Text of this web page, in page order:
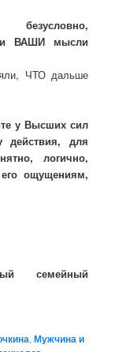
ВАШИ мысли
ЧТО дальше
у Высших сил
действия, для
логично,
ощущениям,
семейный
,Мужчина и